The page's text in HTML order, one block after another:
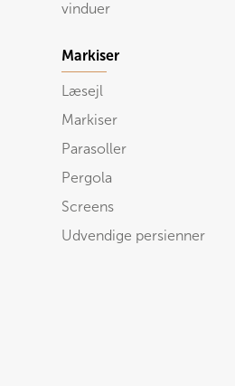
vinduer
Markiser
Læsejl
Markiser
Parasoller
Pergola
Screens
Udvendige persienner